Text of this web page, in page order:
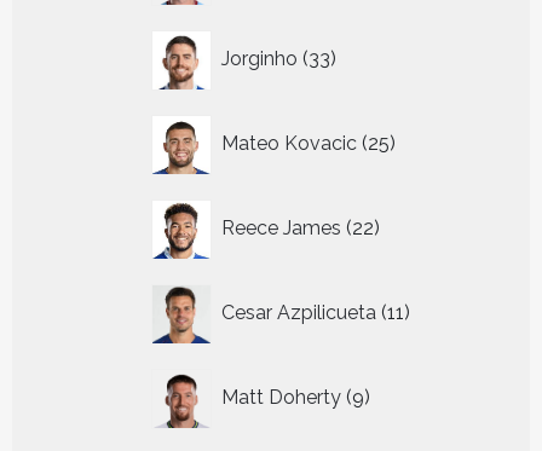
Jorginho 33
producten
Mateo Kovacic 25
producten
Reece James 22
producten
Cesar Azpilicueta 11
producten
Matt Doherty 9
producten